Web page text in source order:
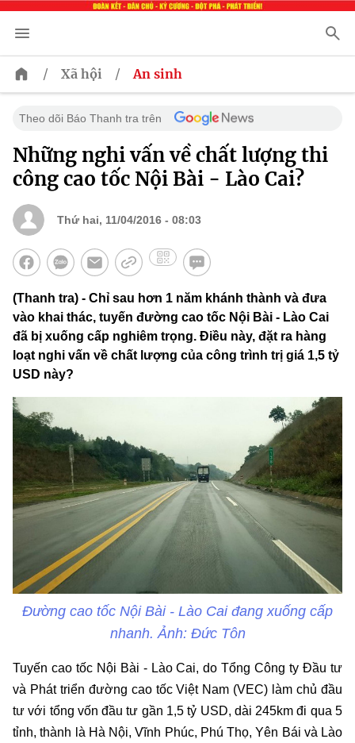
/ Xã hội / An sinh
Theo dõi Báo Thanh tra trên
Những nghi vấn về chất lượng thi
công cao tốc Nội Bài - Lào Cai?
Thứ hai, 11/04/2016 - 08:03
(Thanh tra) - Chỉ sau hơn 1 năm khánh thành và đưa
vào khai thác, tuyến đường cao tốc Nội Bài - Lào Cai
đã bị xuống cấp nghiêm trọng. Điều này, đặt ra hàng
loạt nghi vấn về chất lượng của công trình trị giá 1,5 tỷ
USD này?
Đường cao tốc Nội Bài - Lào Cai đang xuống cấp
nhanh. Ảnh: Đức Tôn
Tuyến cao tốc Nội Bài - Lào Cai, do Tổng Công ty Đầu tư
và Phát triển đường cao tốc Việt Nam (VEC) làm chủ đầu
tư với tổng vốn đầu tư gần 1,5 tỷ USD, dài 245km đi qua 5
tỉnh, thành là Hà Nội, Vĩnh Phúc, Phú Thọ, Yên Bái và Lào